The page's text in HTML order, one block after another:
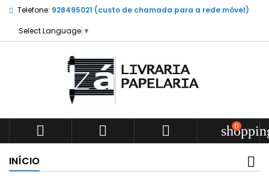
Telefone: 928495021 (custo de chamada para a rede móvel)
Select Language ▼
   0
INÍCIO